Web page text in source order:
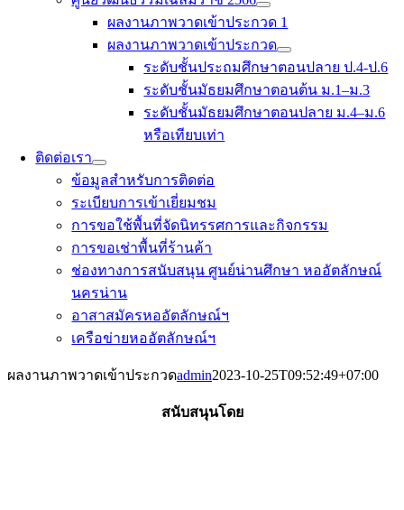
ผลงานภาพวาดเข้าประกวด 1
ผลงานภาพวาดเข้าประกวด
ระดับชั้นประถมศึกษาตอนปลาย ป.4-ป.6
ระดับชั้นมัธยมศึกษาตอนต้น ม.1–ม.3
ระดับชั้นมัธยมศึกษาตอนปลาย ม.4–ม.6
หรือเทียบเท่า
ติดต่อเรา
ข้อมูลสำหรับการติดต่อ
ระเบียบการเข้าเยี่ยมชม
การขอใช้พื้นที่จัดนิทรรศการและกิจกรรม
การขอเช่าพื้นที่ร้านค้า
ช่องทางการสนับสนุน ศูนย์น่านศึกษา หออัตลักษณ์
นครน่าน
อาสาสมัครหออัตลักษณ์ฯ
เครือข่ายหออัตลักษณ์ฯ
ผลงานภาพวาดเข้าประกวดadmin2023-10-25T09:52:49+07:00
สนับสนุนโดย